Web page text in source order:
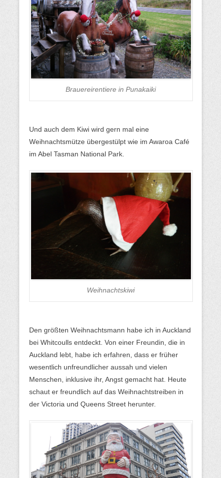
Brauereirentiere in Punakaiki
Und auch dem Kiwi wird gern mal eine
Weihnachtsmütze übergestülpt wie im Awaroa Café
im Abel Tasman National Park.
Weihnachtskiwi
Den größten Weihnachtsmann habe ich in Auckland
bei Whitcoulls entdeckt. Von einer Freundin, die in
Auckland lebt, habe ich erfahren, dass er früher
wesentlich unfreundlicher aussah und vielen
Menschen, inklusive ihr, Angst gemacht hat. Heute
schaut er freundlich auf das Weihnachtstreiben in
der Victoria und Queens Street herunter.